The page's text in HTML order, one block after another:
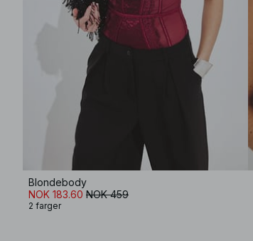
Blondebody
NOK 183.60 NOK 459
2 farger